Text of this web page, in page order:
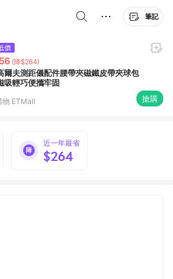
筆記
價
(降$264)
爾夫測距儀配件腰帶夾磁鐵皮帶夾球包
吸輕巧便攜牢固
物 ETMall 搶購
近一年最省
$264